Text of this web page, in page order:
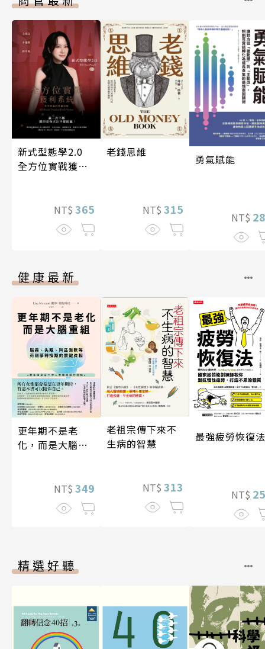
新式型態學2.0
全方位實戰獲利
NT$ 365
老錢思維
NT$ 315
勇氣賦能
NT$
健康最新
更年期不是老
化，而是大腦重
NT$ 349
老祖宗傳下來不
生病的智慧
NT$ 313
最強疲勞恢復法
NT$
精選好聽